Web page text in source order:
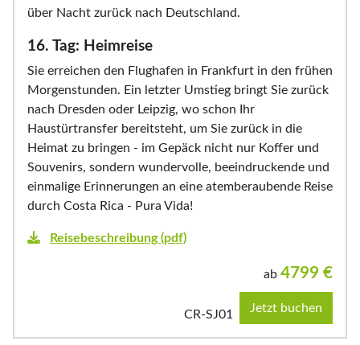
über Nacht zurück nach Deutschland.
16. Tag: Heimreise
Sie erreichen den Flughafen in Frankfurt in den frühen
Morgenstunden. Ein letzter Umstieg bringt Sie zurück
nach Dresden oder Leipzig, wo schon Ihr
Haustürtransfer bereitsteht, um Sie zurück in die
Heimat zu bringen - im Gepäck nicht nur Koffer und
Souvenirs, sondern wundervolle, beeindruckende und
einmalige Erinnerungen an eine atemberaubende Reise
durch Costa Rica - Pura Vida!
Reisebeschreibung (pdf)
ab 4799 €
CR-SJ01 Jetzt buchen